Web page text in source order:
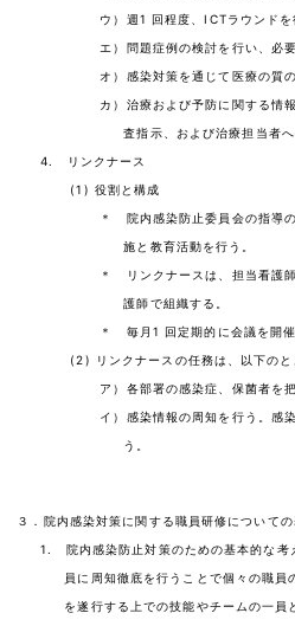
ウ）週1 回程度、ICTラウンドを
エ）問題症例の検討を行い、必
オ）感染対策を通じて医療の質
カ）治療および予防に関する情
査指示、および治療担当者
4. リンクナース
(1) 役割と構成
＊ 院内感染防止委員会の指導
施と教育活動を行う。
＊ リンクナースは、担当看護
護師で組織する。
＊ 毎月1 回定期的に会議を開催
(2) リンクナースの任務は、以下のと
ア）各部署の感染症、保菌者を
イ）感染情報の周知を行う。感
う。
３．院内感染対策に関する職員研修について
1. 院内感染防止対策のための基本的な考
員に周知徹底を行うことで個々の職
を遂行する上での技能やチームの一員